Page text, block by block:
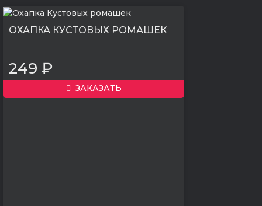
ОХАПКА КУСТОВЫХ РОМАШЕК
249 ₽
ЗАКАЗАТЬ